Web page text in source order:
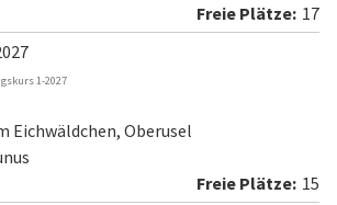
17
1-2027
Eichwäldchen, Oberusel
15